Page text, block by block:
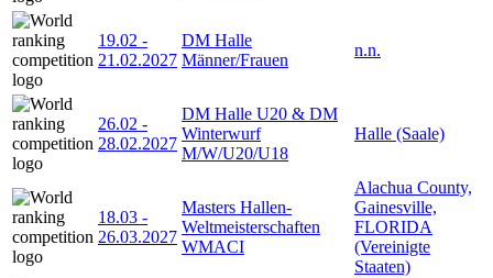
19.02 -
21.02.2027
DM Halle
Männer/Frauen
n.n.
26.02 -
28.02.2027
DM Halle U20 & DM
Winterwurf
M/W/U20/U18
Halle (Saale)
18.03 -
26.03.2027
Masters Hallen-
Weltmeisterschaften
WMACI
Alachua County,
Gainesville,
FLORIDA
(Vereinigte
Staaten)